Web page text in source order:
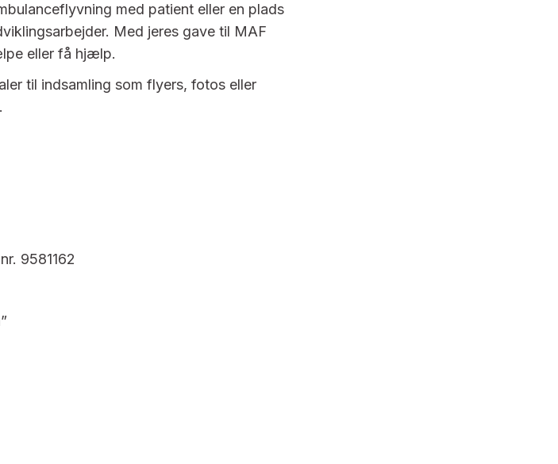
med patient eller en plads
Med jeres gave til MAF
eller få hjælp.
til indsamling som flyers, fotos eller
9581162